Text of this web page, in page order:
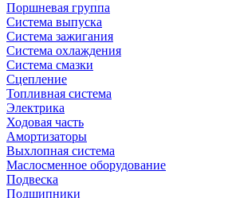
Поршневая группа
Система выпуска
Система зажигания
Система охлаждения
Система смазки
Сцепление
Топливная система
Электрика
Ходовая часть
Амортизаторы
Выхлопная система
Маслосменное оборудование
Подвеска
Подшипники